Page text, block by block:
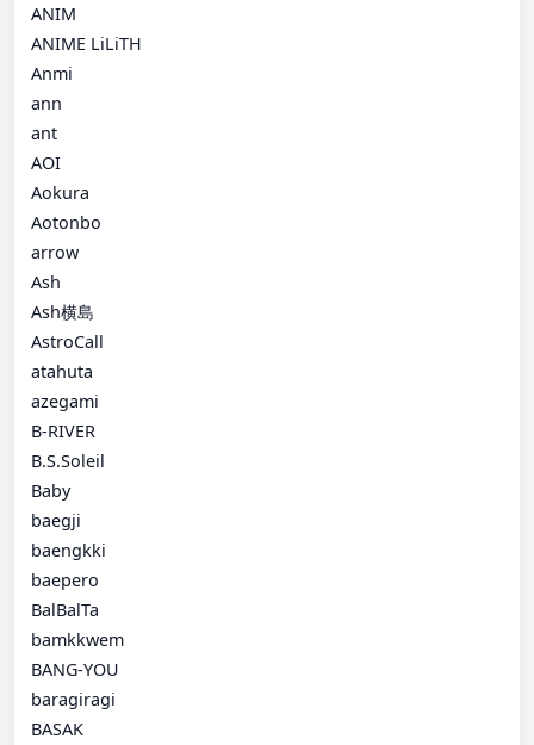
ANIM
ANIME LiLiTH
Anmi
ann
ant
AOI
Aokura
Aotonbo
arrow
Ash
Ash横島
AstroCall
atahuta
azegami
B-RIVER
B.S.Soleil
Baby
baegji
baengkki
baepero
BalBalTa
bamkkwem
BANG-YOU
baragiragi
BASAK